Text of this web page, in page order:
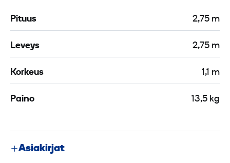
Pituus 2,75 m
Leveys 2,75 m
Korkeus 1,1 m
Paino 13,5 kg
Asiakirjat